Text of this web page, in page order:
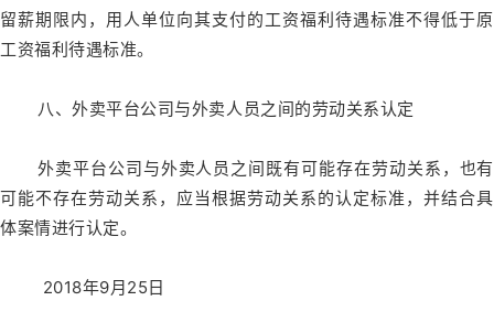
留薪期限内，用人单位向其支付的工资福利待遇标准不得低于原
工资福利待遇标准。
八、外卖平台公司与外卖人员之间的劳动关系认定
外卖平台公司与外卖人员之间既有可能存在劳动关系，也有
可能不存在劳动关系，应当根据劳动关系的认定标准，并结合具
体案情进行认定。
2018年9月25日